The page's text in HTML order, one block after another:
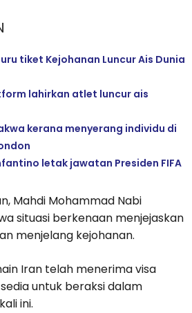
tiket Kejohanan Luncur Ais Dunia
lahirkan atlet luncur ais
kerana menyerang individu di
letak jawatan Presiden FIFA
Mahdi Mohammad Nabi
situasi berkenaan menjejaskan
menjelang kejohanan.
Iran telah menerima visa
untuk beraksi dalam
ini.